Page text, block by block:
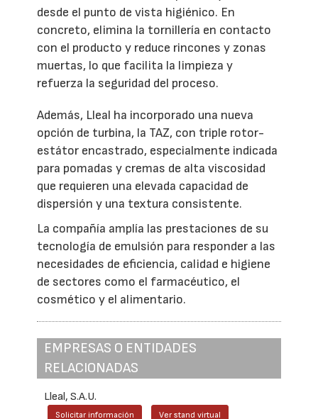
desde el punto de vista higiénico. En
concreto, elimina la tornillería en contacto
con el producto y reduce rincones y zonas
muertas, lo que facilita la limpieza y
refuerza la seguridad del proceso.
Además, Lleal ha incorporado una nueva
opción de turbina, la TAZ, con triple rotor-
estátor encastrado, especialmente indicada
para pomadas y cremas de alta viscosidad
que requieren una elevada capacidad de
dispersión y una textura consistente.
La compañía amplía las prestaciones de su
tecnología de emulsión para responder a las
necesidades de eficiencia, calidad e higiene
de sectores como el farmacéutico, el
cosmético y el alimentario.
EMPRESAS O ENTIDADES
RELACIONADAS
Lleal, S.A.U.
Solicitar información Ver stand virtual